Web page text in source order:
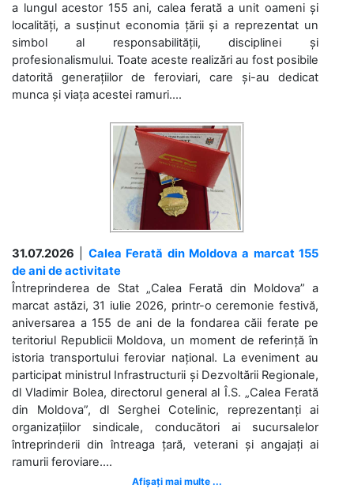
a lungul acestor 155 ani, calea ferată a unit oameni și
localități, a susținut economia țării și a reprezentat un
simbol al responsabilității, disciplinei și
profesionalismului. Toate aceste realizări au fost posibile
datorită generațiilor de feroviari, care și-au dedicat
munca și viața acestei ramuri....
31.07.2026
Calea Ferată din Moldova a marcat 155
de ani de activitate
Întreprinderea de Stat „Calea Ferată din Moldova” a
marcat astăzi, 31 iulie 2026, printr-o ceremonie festivă,
aniversarea a 155 de ani de la fondarea căii ferate pe
teritoriul Republicii Moldova, un moment de referință în
istoria transportului feroviar național. La eveniment au
participat ministrul Infrastructurii și Dezvoltării Regionale,
dl Vladimir Bolea, directorul general al Î.S. „Calea Ferată
din Moldova”, dl Serghei Cotelinic, reprezentanți ai
organizațiilor sindicale, conducători ai sucursalelor
întreprinderii din întreaga țară, veterani și angajați ai
ramurii feroviare....
Afișați mai multe ...